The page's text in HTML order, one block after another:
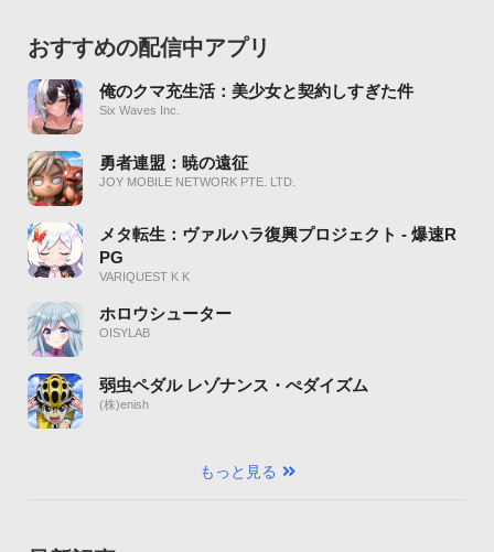
おすすめの配信中アプリ
俺のクマ充生活：美少女と契約しすぎた件
Six Waves Inc.
勇者連盟：暁の遠征
JOY MOBILE NETWORK PTE. LTD.
メタ転生：ヴァルハラ復興プロジェクト - 爆速R
PG
VARIQUEST K K
ホロウシューター
OISYLAB
弱虫ペダル レゾナンス・ぺダイズム
(株)enish
もっと見る